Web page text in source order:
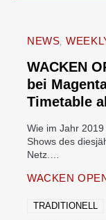
NEWS
WACKEN
bei
Timetable
Wie im Jahr
Shows des
Netz.…
WACKEN
TRADITIONELL